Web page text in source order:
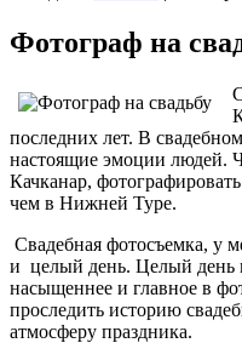
Фотограф на
последних лет. В
настоящие эмоции людей.
Качканар,
чем в Нижней Туре.
Свадебная фотосъемка, у
и целый день. Целый день
насыщеннее и главное в
проследить историю
атмосферу праздника.